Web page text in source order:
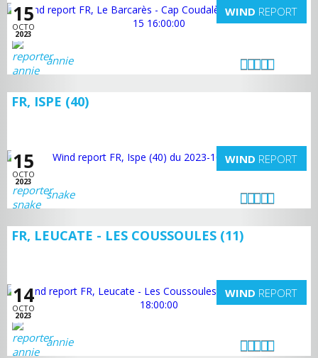
15
OCTO
2023
WIND REPORT
annie
FR, ISPE (40)
15
OCTO
2023
WIND REPORT
snake
FR, LEUCATE - LES COUSSOULES (11)
14
OCTO
2023
WIND REPORT
annie